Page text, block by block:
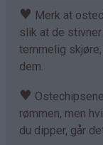
♥ Merk at
slik at de
temmelig
dem.
♥
rømmen, men
du dipper, går